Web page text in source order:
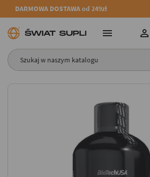
DARMOWA DOSTAWA od 249zł
 